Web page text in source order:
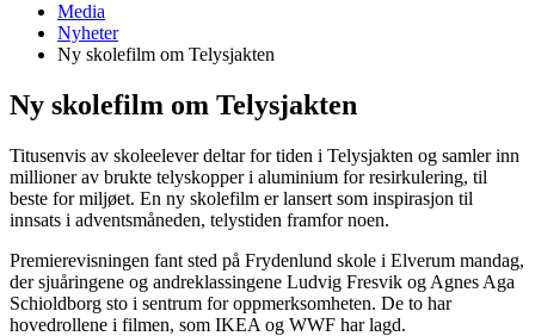
Media
Nyheter
Ny skolefilm om Telysjakten
Ny skolefilm om Telysjakten
Titusenvis av skoleelever deltar for tiden i Telysjakten og samler inn
millioner av brukte telyskopper i aluminium for resirkulering, til
beste for miljøet. En ny skolefilm er lansert som inspirasjon til
innsats i adventsmåneden, telystiden framfor noen.
Premierevisningen fant sted på Frydenlund skole i Elverum mandag,
der sjuåringene og andreklassingene Ludvig Fresvik og Agnes Aga
Schioldborg sto i sentrum for oppmerksomheten. De to har
hovedrollene i filmen, som IKEA og WWF har lagd.